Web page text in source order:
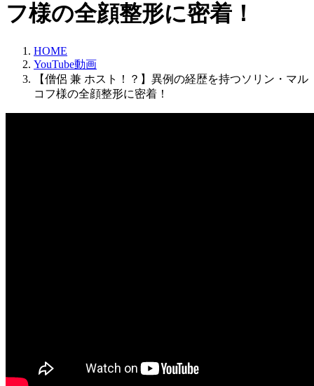
フ様の全顔整形に密着！
HOME
YouTube動画
【僧侶 兼 ホスト！？】異例の経歴を持つソリン・マル
コフ様の全顔整形に密着！